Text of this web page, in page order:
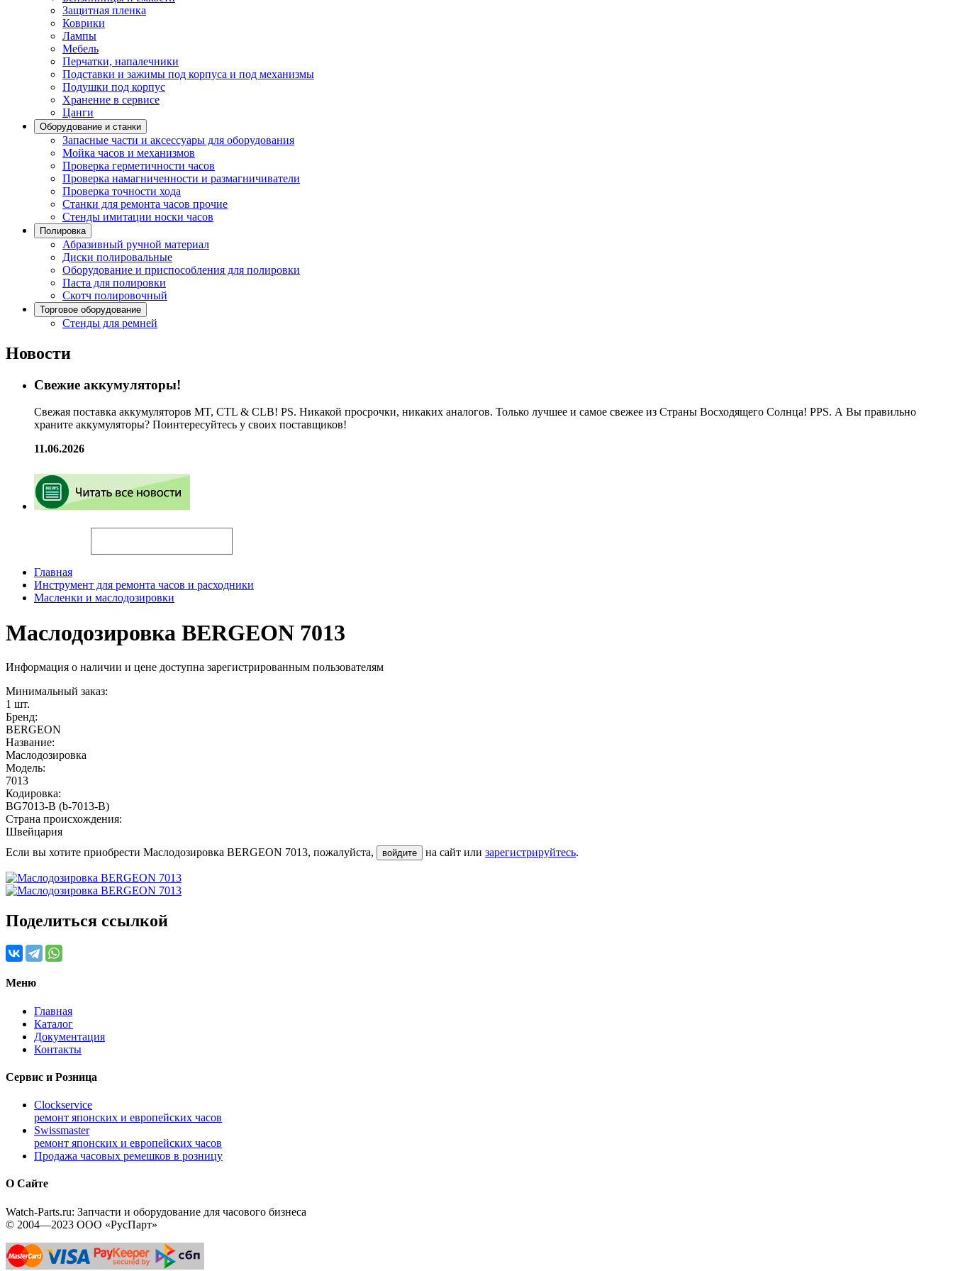
Защитная пленка
Коврики
Лампы
Мебель
Перчатки, напалечники
Подставки и зажимы под корпуса и под механизмы
Подушки под корпус
Хранение в сервисе
Цанги
Оборудование и станки
Запасные части и аксессуары для оборудования
Мойка часов и механизмов
Проверка герметичности часов
Проверка намагниченности и размагничиватели
Проверка точности хода
Станки для ремонта часов прочие
Стенды имитации носки часов
Полировка
Абразивный ручной материал
Диски полировальные
Оборудование и приспособления для полировки
Паста для полировки
Скотч полировочный
Торговое оборудование
Стенды для ремней
Новости
Свежие аккумуляторы!
Свежая поставка аккумуляторов MT, CTL & CLB! PS. Никакой просрочки, никаких аналогов. Только лучшее и самое свежее из Страны Восходящего Солнца! PPS. А Вы правильно
храните аккумуляторы? Поинтересуйтесь у своих поставщиков!
11.06.2026
Главная
Инструмент для ремонта часов и расходники
Масленки и маслодозировки
Маслодозировка BERGEON 7013
Информация о наличии и цене доступна зарегистрированным пользователям
Минимальный заказ:
1 шт.
Бренд:
BERGEON
Название:
Маслодозировка
Модель:
7013
Кодировка:
BG7013-B (b-7013-B)
Страна происхождения:
Швейцария
Если вы хотите приобрести Маслодозировка BERGEON 7013, пожалуйста,
войдите на сайт или зарегистрируйтесь.
Поделиться ссылкой
Меню
Главная
Каталог
Документация
Контакты
Сервис и Розница
Clockservice
ремонт японских и европейских часов
Swissmaster
ремонт японских и европейских часов
Продажа часовых ремешков в розницу
О Сайте
Watch-Parts.ru: Запчасти и оборудование для часового бизнеса
© 2004—2023 ООО «РусПарт»